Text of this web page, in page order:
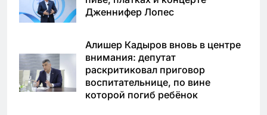
Дженнифер Лопес
Алишер Кадыров вновь в центре
внимания: депутат
раскритиковал приговор
воспитательнице, по вине
которой погиб ребёнок